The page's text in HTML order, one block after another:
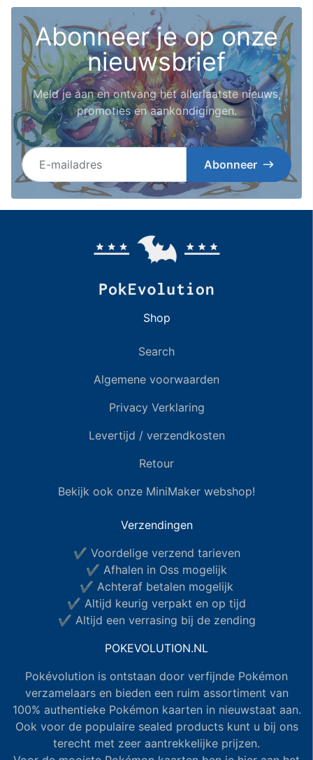
Abonneer je op onze
nieuwsbrief
Meld je aan en ontvang het allerlaatste nieuws,
promoties en aankondigingen.
E-mailadres
Abonneer
Shop
Search
Algemene voorwaarden
Privacy Verklaring
Levertijd / verzendkosten
Retour
Bekijk ook onze MiniMaker webshop!
Verzendingen
✔ Voordelige verzend tarieven
✔ Afhalen in Oss mogelijk
✔ Achteraf betalen mogelijk
✔ Altijd keurig verpakt en op tijd
✔ Altijd een verrasing bij de zending
POKEVOLUTION.NL
Pokévolution is ontstaan door verfijnde Pokémon
verzamelaars en bieden een ruim assortiment van
100% authentieke Pokémon kaarten in nieuwstaat aan.
Ook voor de populaire sealed products kunt u bij ons
terecht met zeer aantrekkelijke prijzen.